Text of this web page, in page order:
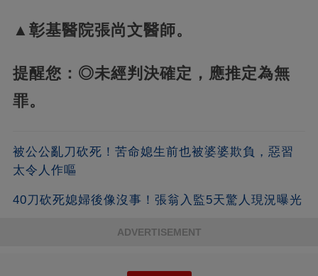
▲彰基醫院張尚文醫師。
提醒您：◎未經判決確定，應推定為無
罪。
被公公亂刀砍死！苦命媳生前也被婆婆欺負，惡習
太令人作嘔
40刀砍死媳婦後像沒事！張翁入監5天驚人現況曝光
ADVERTISEMENT